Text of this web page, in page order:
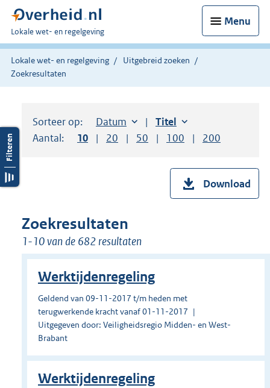
Menu
U
bent
hier:
Lokale wet- en regelgeving
Lokale wet- en regelgeving
Uitgebreid zoeken
Zoekresultaten
Sorteer op: Sorteer op:
Datum aflopendSorteer op:
Titel oplopend
Aantal:
Toon
10 resultaten per pagina
Toon
20 resultaten per pagina
Toon
50 resultaten per pagina
Toon
100 resultaten per
Toon
200
Download
Zoekresultaten
1-10 van de 682 resultaten
Werktijdenregeling
Geldend van 09-11-2017 t/m heden met
terugwerkende kracht vanaf 01-11-2017
Uitgegeven door: Veiligheidsregio Midden- en West-
Brabant
Werktijdenregeling